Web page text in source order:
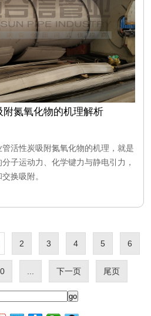
氮氧化物的机理解析
活性炭吸附氮氧化物的机理，就是
子运动力、化学键力与静电引力，
换吸附。
2 3 4 5 6
... 下一页 尾页